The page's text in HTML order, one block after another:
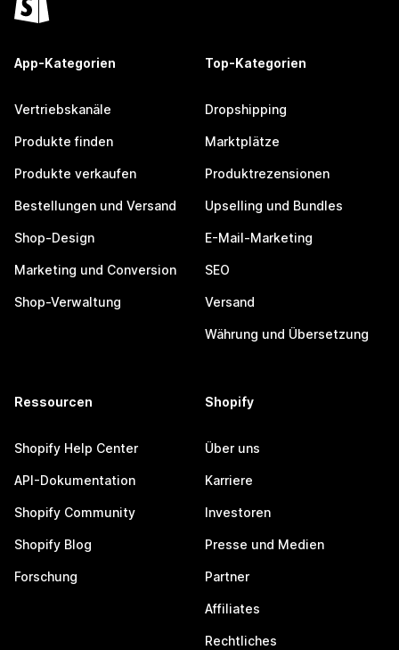
App-Kategorien
Vertriebskanäle
Produkte finden
Produkte verkaufen
Bestellungen und Versand
Shop-Design
Marketing und Conversion
Shop-Verwaltung
Top-Kategorien
Dropshipping
Marktplätze
Produktrezensionen
Upselling und Bundles
E-Mail-Marketing
SEO
Versand
Währung und Übersetzung
Ressourcen
Shopify Help Center
API-Dokumentation
Shopify Community
Shopify Blog
Forschung
Shopify
Über uns
Karriere
Investoren
Presse und Medien
Partner
Affiliates
Rechtliches